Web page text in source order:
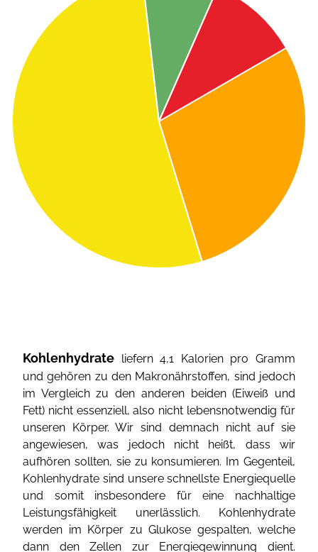
Kohlenhydrate liefern 4,1 Kalorien pro Gramm
und gehören zu den Makronährstoffen, sind jedoch
im Vergleich zu den anderen beiden (Eiweiß und
Fett) nicht essenziell, also nicht lebensnotwendig für
unseren Körper. Wir sind demnach nicht auf sie
angewiesen, was jedoch nicht heißt, dass wir
aufhören sollten, sie zu konsumieren. Im Gegenteil,
Kohlenhydrate sind unsere schnellste Energiequelle
und somit insbesondere für eine nachhaltige
Leistungsfähigkeit unerlässlich. Kohlenhydrate
werden im Körper zu Glukose gespalten, welche
dann den Zellen zur Energiegewinnung dient.